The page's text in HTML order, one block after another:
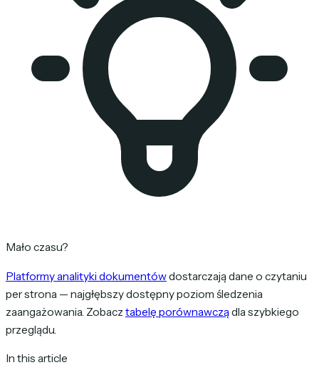
Mało czasu?
Platformy analityki dokumentówdostarczają dane o czytaniu
per strona — najgłębszy dostępny poziom śledzenia
zaangażowania. Zobacz tabelę porównawcządla szybkiego
przeglądu.
In this article